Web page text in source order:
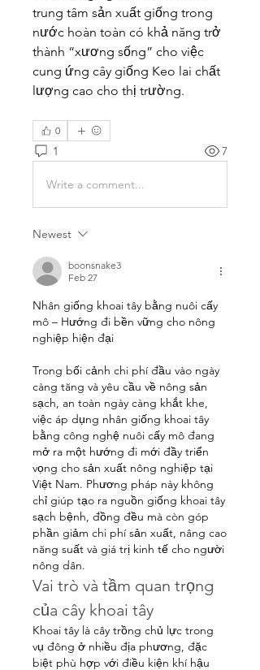
trung tâm sản xuất giống trong
nước hoàn toàn có khả năng trở
thành “xương sống” cho việc
cung ứng cây giống Keo lai chất
lượng cao cho thị trường.
0
1 7
Write a comment...
Newest
boonsnake3
Feb 27
Nhân giống khoai tây bằng nuôi cấy
mô – Hướng đi bền vững cho nông
nghiệp hiện đại
Trong bối cảnh chi phí đầu vào ngày
càng tăng và yêu cầu về nông sản
sạch, an toàn ngày càng khắt khe,
việc áp dụng nhân giống khoai tây
bằng công nghệ nuôi cấy mô đang
mở ra một hướng đi mới đầy triển
vọng cho sản xuất nông nghiệp tại
Việt Nam. Phương pháp này không
chỉ giúp tạo ra nguồn giống khoai tây
sạch bệnh, đồng đều mà còn góp
phần giảm chi phí sản xuất, nâng cao
năng suất và giá trị kinh tế cho người
nông dân.
Vai trò và tầm quan trọng
của cây khoai tây
Khoai tây là cây trồng chủ lực trong
vụ đông ở nhiều địa phương, đặc
biệt phù hợp với điều kiện khí hậu